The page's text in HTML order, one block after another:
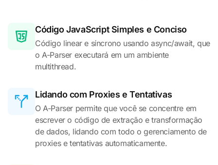
Código JavaScript Simples e Conciso
Código linear e síncrono usando async/await, que
o A-Parser executará em um ambiente
multithread.
Lidando com Proxies e Tentativas
O A-Parser permite que você se concentre em
escrever o código de extração e transformação
de dados, lidando com todo o gerenciamento de
proxies e tentativas automaticamente.